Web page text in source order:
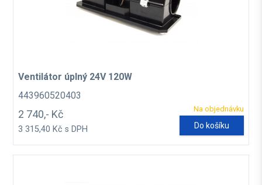
Ventilátor úplný 24V 120W
443960520403
Na objednávku
2 740,- Kč
3 315,40 Kč s DPH Do košíku